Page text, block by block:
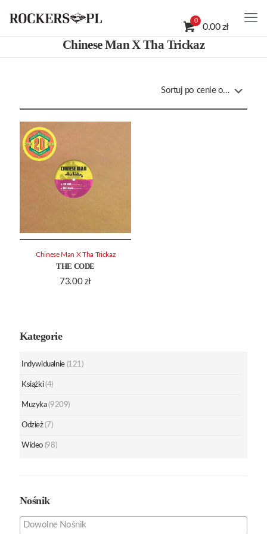
0
0.00 zł
Chinese Man X Tha Trickaz
THE CODE
73.00 zł
Chinese Man X Tha Trickaz
Kategorie
Indywidualnie (121)
Książki (4)
Muzyka (9209)
Odzież (7)
Wideo (98)
Nośnik